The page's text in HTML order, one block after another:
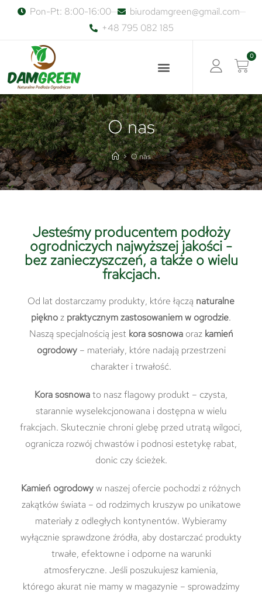
Pon-Pt: 8:00-16:00
biurodamgreen@gmail.com
+48 795 082 185
0
O nas
> O nas
Jesteśmy producentem podłoży
ogrodniczych najwyższej jakości -
bez zanieczyszczeń, a także o wielu
frakcjach.
Od lat dostarczamy produkty, które łączą naturalne
pięknoz praktycznym zastosowaniem w ogrodzie.
Naszą specjalnością jest kora sosnowaoraz kamień
ogrodowy– materiały, które nadają przestrzeni
charakter i trwałość.
Kora sosnowato nasz flagowy produkt – czysta,
starannie wyselekcjonowana i dostępna w wielu
frakcjach. Skutecznie chroni glebę przed utratą wilgoci,
ogranicza rozwój chwastów i podnosi estetykę rabat,
donic czy ścieżek.
Kamień ogrodowyw naszej ofercie pochodzi z różnych
zakątków świata – od rodzimych kruszyw po unikatowe
materiały z odległych kontynentów. Wybieramy
wyłącznie sprawdzone źródła, aby dostarczać produkty
trwałe, efektowne i odporne na warunki
atmosferyczne. Jeśli poszukujesz kamienia,
którego akurat nie mamy w magazynie – sprowadzimy